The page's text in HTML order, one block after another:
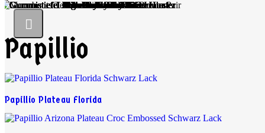
Papillio
Papillio Plateau Florida